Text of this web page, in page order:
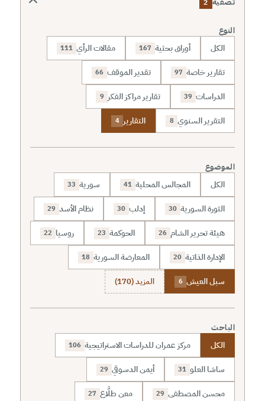
2
النوع
الكل أوراق بحثية 167 مقالات الرأي 111
تقارير خاصة 97 تقدير الموقف 66
الدراسات 39 تقارير مراكز الفكر 9
التقرير السنوي 8 التقارير 4
الموضوع
الكل المجالس المحلية 41 سورية 33
الثورة السورية 30 إدلب 30 نظام الأسد 29
هيئة تحرير الشام 26 الحوكمة 23 روسيا 22
الإدارة الذاتية 20 المعارضة السورية 18
سبل العيش 6 المزيد (170)
الباحث
الكل مركز عمران للدراسات الاستراتيجية 106
ساشا العلو 31 أيمن الدسوقي 29
محسن المصطفى 29 معن طلَّاع 27